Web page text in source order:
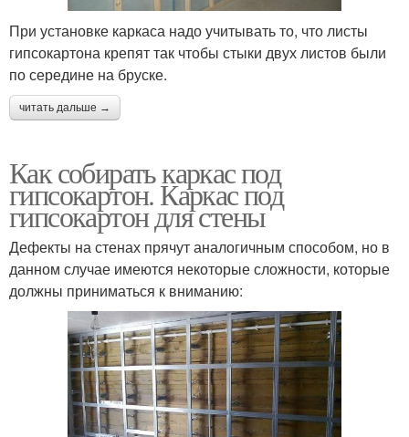
При установке каркаса надо учитывать то, что листы
гипсокартона крепят так чтобы стыки двух листов были
по середине на бруске.
читать дальше →
Как собирать каркас под
гипсокартон. Каркас под
гипсокартон для стены
Дефекты на стенах прячут аналогичным способом, но в
данном случае имеются некоторые сложности, которые
должны приниматься к вниманию: